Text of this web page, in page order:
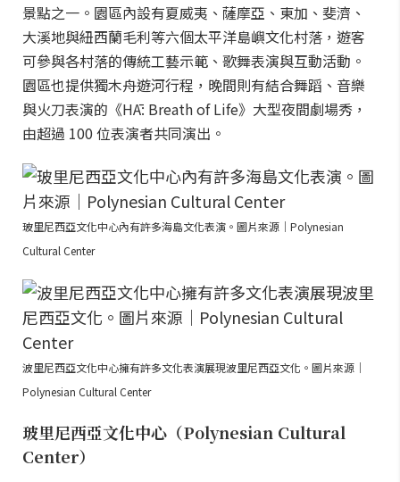
景點之一。園區內設有夏威夷、薩摩亞、東加、斐濟、
大溪地與紐西蘭毛利等六個太平洋島嶼文化村落，遊客
可參與各村落的傳統工藝示範、歌舞表演與互動活動。
園區也提供獨木舟遊河行程，晚間則有結合舞蹈、音樂
與火刀表演的《HĀ: Breath of Life》大型夜間劇場秀，
由超過 100 位表演者共同演出。
玻里尼西亞文化中心內有許多海島文化表演。圖片來源｜Polynesian
Cultural Center
波里尼西亞文化中心擁有許多文化表演展現波里尼西亞文化。圖片來源｜
Polynesian Cultural Center
玻里尼西亞文化中心（Polynesian Cultural
Center）